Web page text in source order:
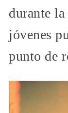
durante
jóvenes
punto de